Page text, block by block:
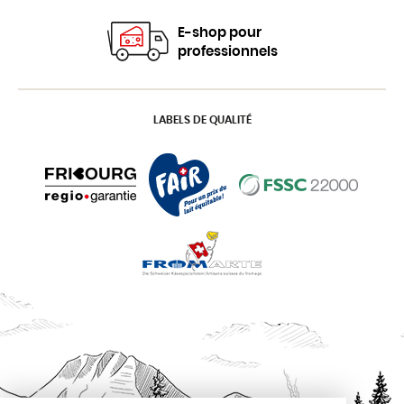
E-shop pour
professionnels
LABELS DE QUALITÉ